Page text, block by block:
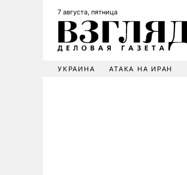
7 августа, пятница
УКРАИНА АТАКА НА ИРАН